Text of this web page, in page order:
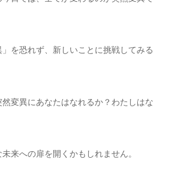
を恐れず、新しいことに挑戦してみる
変異にあなたはなれるか？わたしはな
来への扉を開くかもしれません。